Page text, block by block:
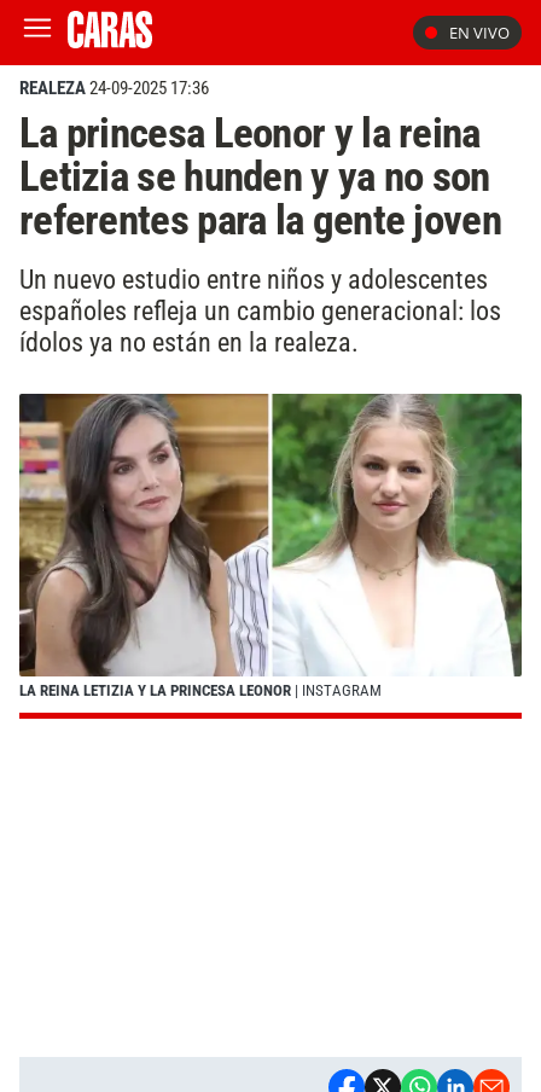
EN VIVO
REALEZA24-09-2025 17:36
La princesa Leonor y la reina
Letizia se hunden y ya no son
referentes para la gente joven
Un nuevo estudio entre niños y adolescentes
españoles refleja un cambio generacional: los
ídolos ya no están en la realeza.
LA REINA LETIZIA Y LA PRINCESA LEONOR | INSTAGRAM